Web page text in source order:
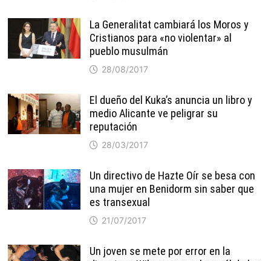
La Generalitat cambiará los Moros y
Cristianos para «no violentar» al
pueblo musulmán
28/08/2017
El dueño del Kuka’s anuncia un libro y
medio Alicante ve peligrar su
reputación
28/03/2017
Un directivo de Hazte Oír se besa con
una mujer en Benidorm sin saber que
es transexual
21/07/2017
Un joven se mete por error en la